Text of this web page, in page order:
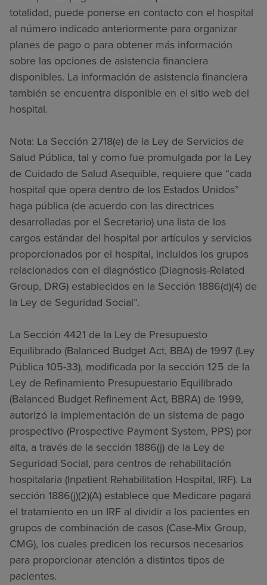
totalidad, puede ponerse en contacto con el hospital
al número indicado anteriormente para organizar
planes de pago o para obtener más información
sobre las opciones de asistencia financiera
disponibles. La información de asistencia financiera
también se encuentra disponible en el sitio web del
hospital.
Nota: La Sección 2718(e) de la Ley de Servicios de
Salud Pública, tal y como fue promulgada por la Ley
de Cuidado de Salud Asequible, requiere que “cada
hospital que opera dentro de los Estados Unidos”
haga pública (de acuerdo con las directrices
desarrolladas por el Secretario) una lista de los
cargos estándar del hospital por artículos y servicios
proporcionados por el hospital, incluidos los grupos
relacionados con el diagnóstico (Diagnosis-Related
Group, DRG) establecidos en la Sección 1886(d)(4) de
la Ley de Seguridad Social”.
La Sección 4421 de la Ley de Presupuesto
Equilibrado (Balanced Budget Act, BBA) de 1997 (Ley
Pública 105-33), modificada por la sección 125 de la
Ley de Refinamiento Presupuestario Equilibrado
(Balanced Budget Refinement Act, BBRA) de 1999,
autorizó la implementación de un sistema de pago
prospectivo (Prospective Payment System, PPS) por
alta, a través de la sección 1886(j) de la Ley de
Seguridad Social, para centros de rehabilitación
hospitalaria (Inpatient Rehabilitation Hospital, IRF). La
sección 1886(j)(2)(A) establece que Medicare pagará
el tratamiento en un IRF al dividir a los pacientes en
grupos de combinación de casos (Case-Mix Group,
CMG), los cuales predicen los recursos necesarios
para proporcionar atención a distintos tipos de
pacientes.